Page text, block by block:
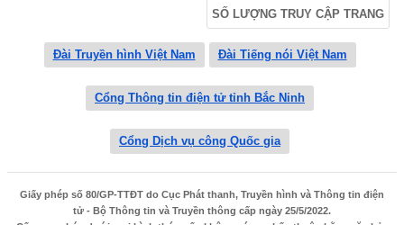
SỐ LƯỢNG TRUY CẬP TRANG
Đài Truyền hình Việt Nam Đài Tiếng nói Việt Nam
Cổng Thông tin điện tử tỉnh Bắc Ninh
Cổng Dịch vụ công Quốc gia
Giấy phép số 80/GP-TTĐT do Cục Phát thanh, Truyền hình và Thông tin điện
tử - Bộ Thông tin và Truyền thông cấp ngày 25/5/2022.